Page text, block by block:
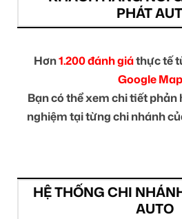
PHÁT
Hơn1.200 đánh giáthực tế
Google
Bạn có thể xem chi tiết phản
nghiệm tại từng chi nhánh
HỆ THỐNG CHI
AUTO